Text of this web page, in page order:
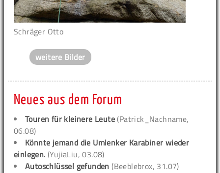
Schräger Otto
weitere Bilder
Neues aus dem Forum
Touren für kleinere Leute (Patrick_Nachname,
06.08)
Könnte jemand die Umlenker Karabiner wieder
einlegen. (YujiaLiu, 03.08)
Autoschlüssel gefunden (Beeblebrox, 31.07)